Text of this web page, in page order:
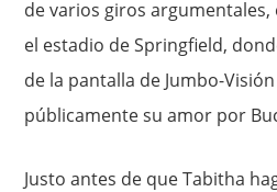
de varios giros
el estadio de Springfield,
de la pantalla de Jumbo-
públicamente su amor por
Justo antes de que Tabitha